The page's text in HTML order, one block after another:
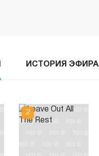
ИСТОРИЯ ЭФИРА